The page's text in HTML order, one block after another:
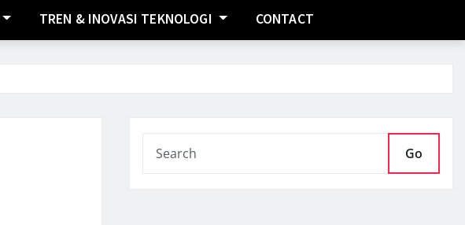
TREN & INOVASI TEKNOLOGI CONTACT
Go